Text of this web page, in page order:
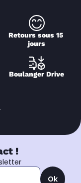
Retours sous 15
jours
Boulanger Drive
!
Ok